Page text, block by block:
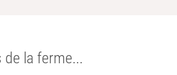
de la ferme...